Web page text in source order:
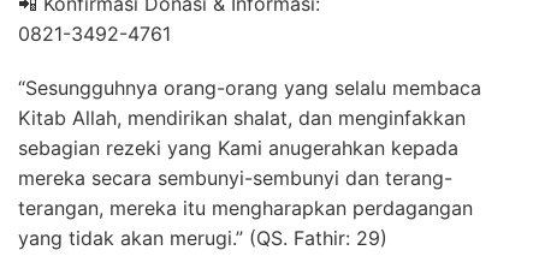
0821-3492-4761
“Sesungguhnya orang-orang yang selalu membaca
Kitab Allah, mendirikan shalat, dan menginfakkan
sebagian rezeki yang Kami anugerahkan kepada
mereka secara sembunyi-sembunyi dan terang-
terangan, mereka itu mengharapkan perdagangan
yang tidak akan merugi.” (QS. Fathir: 29)